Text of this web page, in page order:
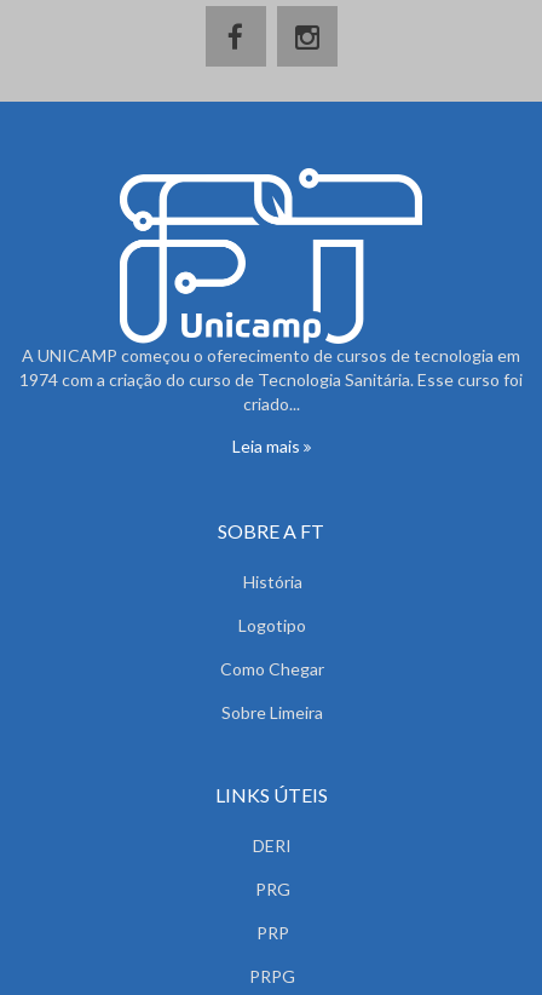
A UNICAMP começou o oferecimento de cursos de tecnologia em
1974 com a criação do curso de Tecnologia Sanitária. Esse curso foi
criado...
Leia mais
SOBRE A FT
História
Logotipo
Como Chegar
Sobre Limeira
LINKS ÚTEIS
DERI
PRG
PRP
PRPG